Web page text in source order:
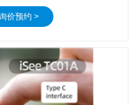
，新的LAN接……
价预约 >